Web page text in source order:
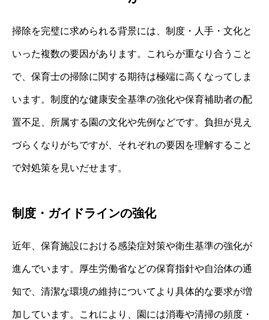
掃除を完璧に求められる背景には、制度・人手・文化と
いった複数の要因があります。これらが重なり合うこと
で、保育士の掃除に関する期待は極端に高くなってしま
います。制度的な健康安全基準の強化や保育補助者の配
置不足、所属する園の文化や先例などです。負担が見え
づらくなりがちですが、それぞれの要因を理解すること
で対処策を見いだせます。
制度・ガイドラインの強化
近年、保育施設における感染症対策や衛生基準の強化が
進んでいます。厚生労働省などの保育指針や自治体の通
知で、清潔な環境の維持についてより具体的な要求が増
加しています。これにより、園には消毒や清掃の頻度・